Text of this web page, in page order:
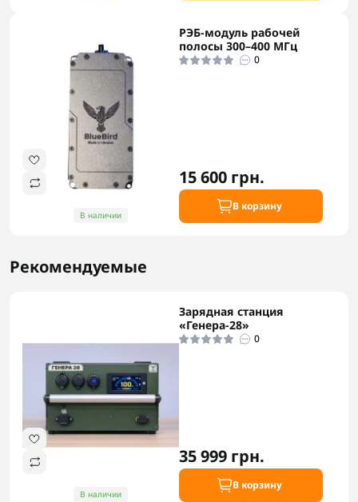
В наличии
РЭБ-модуль рабочей
полосы 300–400 МГц
0
15 600 грн.
В корзину
Рекомендуемые
В наличии
Зарядная станция
«Генера-28»
0
35 999 грн.
В корзину